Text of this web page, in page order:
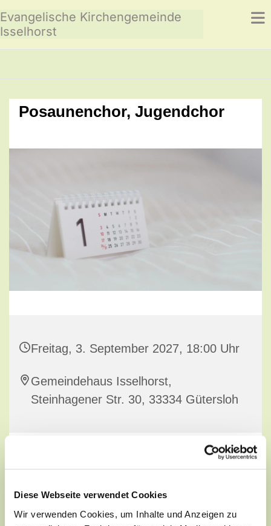
Diese Webseite verwendet Cookies
Wir verwenden Cookies, um Inhalte und Anzeigen zu
Evangelische Kirchengemeinde
Isselhorst
Posaunenchor, Jugendchor
Freitag, 3. September 2027, 18:00 Uhr
Gemeindehaus Isselhorst,
Steinhagener Str. 30, 33334 Gütersloh